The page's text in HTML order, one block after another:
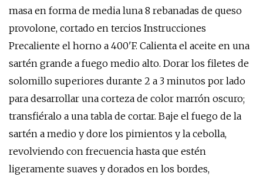
masa en forma de media luna 8 rebanadas de queso
provolone, cortado en tercios Instrucciones
Precaliente el horno a 400'F. Calienta el aceite en una
sartén grande a fuego medio alto. Dorar los filetes de
solomillo superiores durante 2 a 3 minutos por lado
para desarrollar una corteza de color marrón oscuro;
transfiéralo a una tabla de cortar. Baje el fuego de la
sartén a medio y dore los pimientos y la cebolla,
revolviendo con frecuencia hasta que estén
ligeramente suaves y dorados en los bordes,